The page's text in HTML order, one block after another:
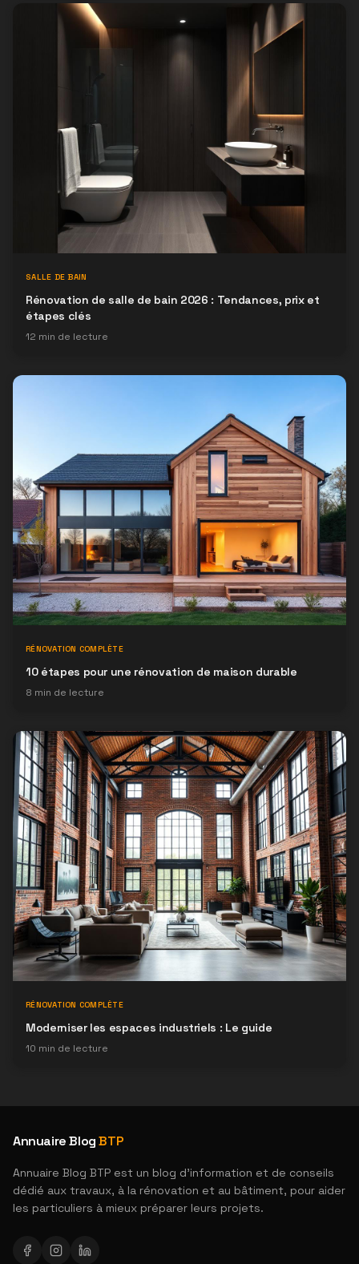
SALLE DE BAIN
Rénovation de salle de bain 2026 : Tendances, prix et
étapes clés
12 min de lecture
RÉNOVATION COMPLÈTE
10 étapes pour une rénovation de maison durable
8 min de lecture
RÉNOVATION COMPLÈTE
Moderniser les espaces industriels : Le guide
10 min de lecture
Annuaire BlogBTP
Annuaire Blog BTP est un blog d'information et de conseils
dédié aux travaux, à la rénovation et au bâtiment, pour aider
les particuliers à mieux préparer leurs projets.